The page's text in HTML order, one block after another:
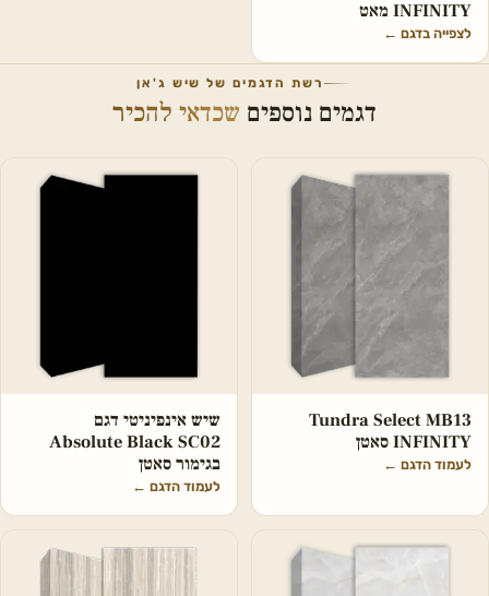
INFINITY מאט
לצפייה בדגם ←
רשת הדגמים של שיש ג'אן
דגמים נוספים שכדאי להכיר
Tundra Select MB13
INFINITY סאטן
לעמוד הדגם ←
שיש אינפיניטי דגם
Absolute Black SC02
בגימור סאטן
לעמוד הדגם ←